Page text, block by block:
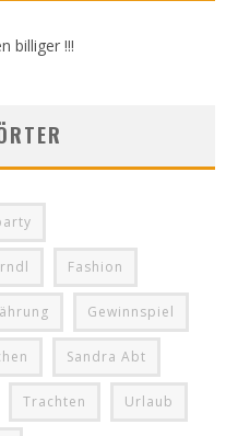
billiger !!!
Fashion
Gewinnspiel
Sandra Abt
Trachten Urlaub